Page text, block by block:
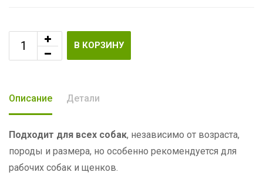
В КОРЗИНУ
Описание Детали
Подходит для всех собак, независимо от возраста,
породы и размера, но особенно рекомендуется для
рабочих собак и щенков.